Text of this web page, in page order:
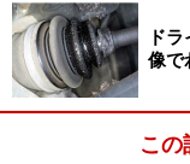
シートを被せて溶
ド
像で
この